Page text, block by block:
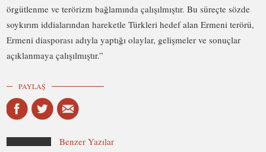
örgütlenme ve terörizm bağlamında çalışılmıştır. Bu süreçte sözde
soykırım iddialarından hareketle Türkleri hedef alan Ermeni terörü,
Ermeni diasporası adıyla yaptığı olaylar, gelişmeler ve sonuçlar
açıklanmaya çalışılmıştır.”
PAYLAŞ
Benzer Yazılar